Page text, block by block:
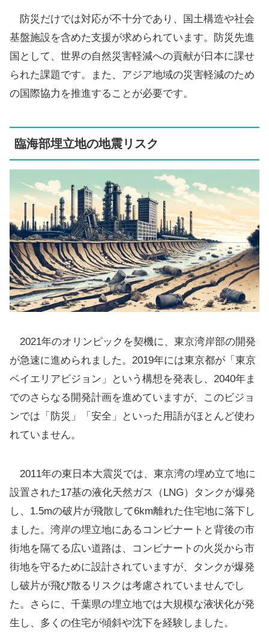
防災だけでは対応が不十分であり、国土構造や社会
基盤施設を含めた支援が求められています。防災先進
国として、世界の自然災害軽減への貢献が日本に課せ
られた課題です。また、アジア地域の災害軽減のため
の国際協力を推進することが必要です。
臨海部埋立地の地震リスク
2021年のオリンピックを契機に、東京湾岸部の開発
が急速に進められました。2019年には東京都が「東京
ベイエリアビジョン」という構想を発表し、2040年ま
でのさらなる開発計画を進めていますが、このビジョ
ンでは「防災」「安全」といった用語がほとんど使わ
れていません。
2011年の東日本大震災では、東京湾の埋め立て地に
設置された17基の液化天然ガス（LNG）タンクが爆発
し、1.5mの破片が飛散して6km離れた住宅地に落下し
ました。湾岸の埋立地にあるコンビナートと背後の市
街地を隔てる広い道路は、コンビナートの火災から市
街地を守るために設計されていますが、タンクが爆発
し破片が飛び散るリスクは考慮されていませんでし
た。さらに、千葉県の埋立地では大規模な液状化が発
生し、多くの住宅が傾斜や沈下を経験しました。